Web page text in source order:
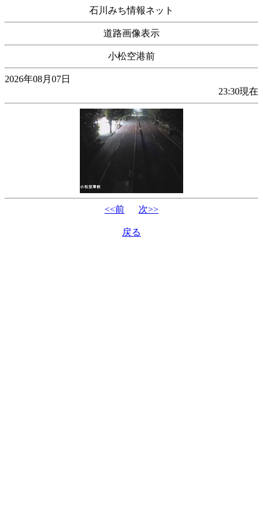
石川みち情報ネット
道路画像表示
小松空港前
2026年08月07日
23:30現在
<<前 次>>
戻る